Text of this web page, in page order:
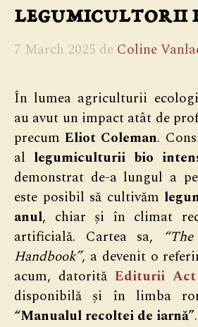
legumicultorii
7 March 2025 de Coline
În lumea agriculturii
au avut un impact atât de
precumEliot Coleman.
al legumiculturii bio
demonstrat de-a lungul a
este posibil să cultivăm
anul, chiar și în climat
artificială. Cartea sa,
Handbook”, a devenit o
acum, datorită Editurii
disponibilă și în limba
“Manualul recoltei de iarnă”.